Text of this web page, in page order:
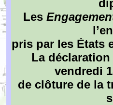
Les
pris par les États
La déclaration
vendredi
de clôture de la